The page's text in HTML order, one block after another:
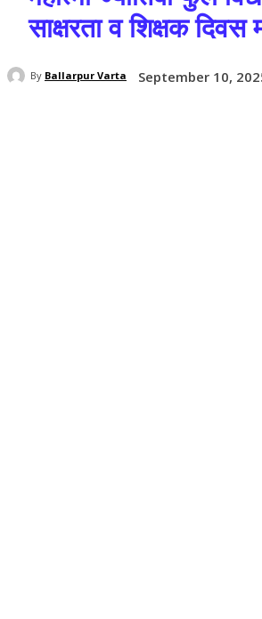
साक्षरता व शिक्षक दिवस
By Ballarpur Varta September 10,